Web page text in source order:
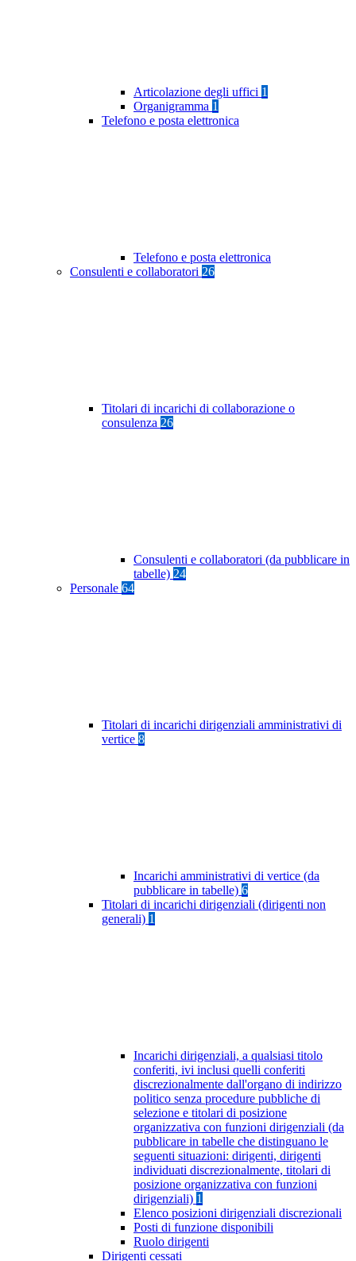
Articolazione degli uffici 1
Organigramma 1
Telefono e posta elettronica
Telefono e posta elettronica
Consulenti e collaboratori 26
Titolari di incarichi di collaborazione o
consulenza 26
Consulenti e collaboratori (da pubblicare in
tabelle) 24
Personale 64
Titolari di incarichi dirigenziali amministrativi di
vertice 8
Incarichi amministrativi di vertice (da
pubblicare in tabelle) 6
Titolari di incarichi dirigenziali (dirigenti non
generali) 1
Incarichi dirigenziali, a qualsiasi titolo
conferiti, ivi inclusi quelli conferiti
discrezionalmente dall'organo di indirizzo
politico senza procedure pubbliche di
selezione e titolari di posizione
organizzativa con funzioni dirigenziali (da
pubblicare in tabelle che distinguano le
seguenti situazioni: dirigenti, dirigenti
individuati discrezionalmente, titolari di
posizione organizzativa con funzioni
dirigenziali) 1
Elenco posizioni dirigenziali discrezionali
Posti di funzione disponibili
Ruolo dirigenti
Dirigenti cessati